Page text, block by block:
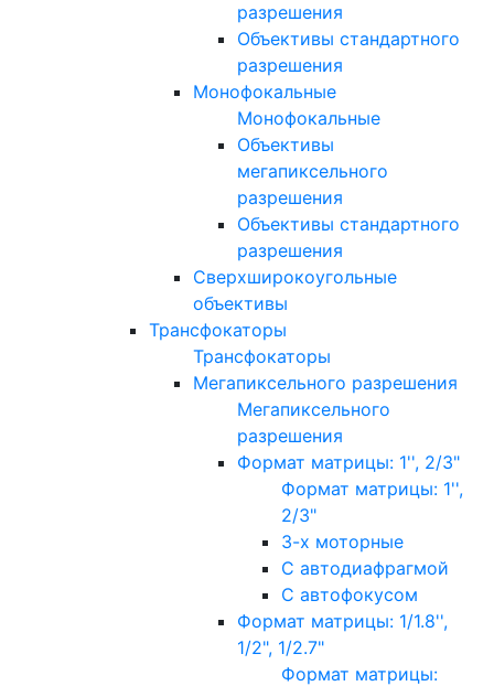
разрешения
Объективы стандартного
разрешения
Монофокальные
Монофокальные
Объективы
мегапиксельного
разрешения
Объективы стандартного
разрешения
Сверхширокоугольные
объективы
Трансфокаторы
Трансфокаторы
Мегапиксельного разрешения
Мегапиксельного
разрешения
Формат матрицы: 1'', 2/3"
Формат матрицы: 1'',
2/3"
3-х моторные
С автодиафрагмой
С автофокусом
Формат матрицы: 1/1.8'',
1/2", 1/2.7"
Формат матрицы: